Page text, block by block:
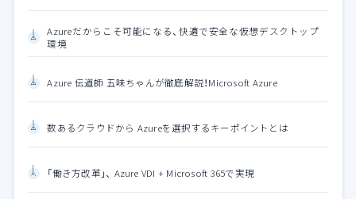
Azureだからこそ可能になる、快適で安全な仮想デスクトップ
環境
Azure 伝道師 五味ちゃんが徹底解説！Microsoft Azure
数あるクラウドから Azureを選択するキーポイントとは
「働き方改革」、 Azure VDI + Microsoft 365で実現